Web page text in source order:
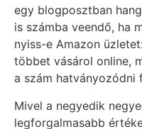
egy blogposztban
is számba veendő, ha
nyiss-e Amazon
többet vásárol online,
a szám hatványozódni
Mivel a negyedik
legforgalmasabb